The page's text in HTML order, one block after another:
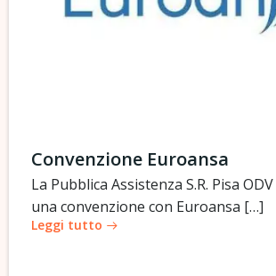
Convenzione Euroansa
La Pubblica Assistenza S.R. Pisa
una convenzione con Euroansa […]
Leggi tutto